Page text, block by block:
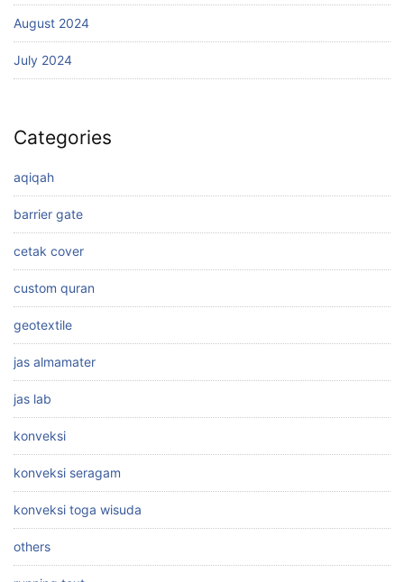
August 2024
July 2024
Categories
aqiqah
barrier gate
cetak cover
custom quran
geotextile
jas almamater
jas lab
konveksi
konveksi seragam
konveksi toga wisuda
others